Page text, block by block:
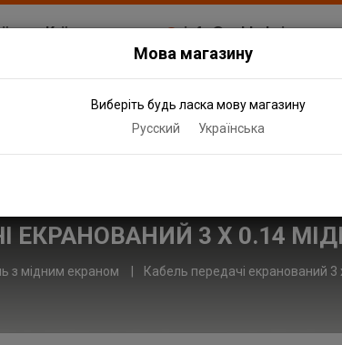
м.Київ
ДЗВІНОК
info@cable.kyiv.ua
+38 (067) 582-11-16
+38 (066) 210-97-94
ЕКРАНОВАНИЙ 3 Х 0.14
з мідним екраном Кабель передачі екранований 3
Мова магазину
Виберіть будь ласка мову магазину
Русский
Українська